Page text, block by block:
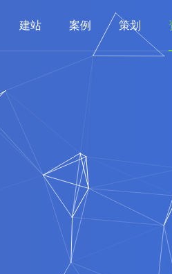
建站 案例 策划